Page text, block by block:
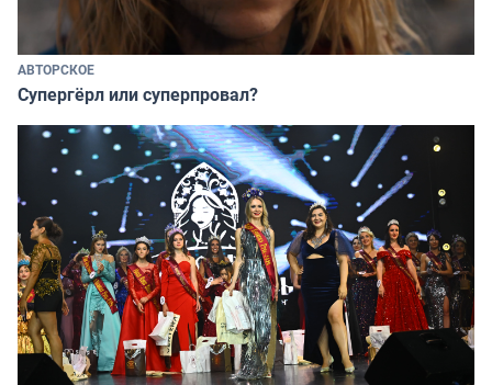
АВТОРСКОЕ
Супергёрл или суперпровал?